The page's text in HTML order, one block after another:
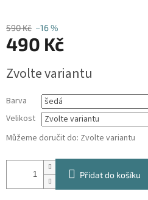
590 Kč –16 %
490 Kč
cena:
Zvolte variantu
Barva
Velikost
Můžeme doručit do: Zvolte variantu
Přidat do košíku